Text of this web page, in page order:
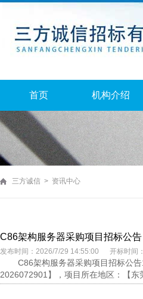
首页 机构介绍
三方诚信 > 资讯中心
C86架构服务器采购项目招标公告
发布时间：2026/7/29 14:55:00 开标时间
C86架构服务器采购项目招标公
2026072901】，项目所在地区：【